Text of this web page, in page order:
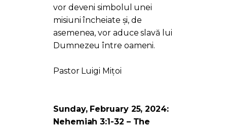
vor deveni simbolul unei
misiuni încheiate și, de
asemenea, vor aduce slavă lui
Dumnezeu între oameni.
Pastor Luigi Mițoi
Sunday, February 25, 2024:
Nehemiah 3:1-32 – The